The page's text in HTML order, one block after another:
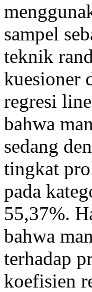
sampel
teknik
kuesioner
regresi
bahwa
sedang
tingkat
pada
55,37%.
bahwa
terhadap
koefisien